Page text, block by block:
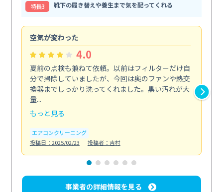
特⻑3
靴下の履き替えや養生まで気を配ってくれる
空気が変わった
4.0
夏前の点検も兼ねて依頼。以前はフィルターだけ自
分で掃除していましたが、今回は奥のファンや熱交
換器までしっかり洗ってくれました。黒い汚れが大
量...
もっと見る
エアコンクリーニング
投稿日：2025/02/23
投稿者：吉村
事業者の詳細情報を見る